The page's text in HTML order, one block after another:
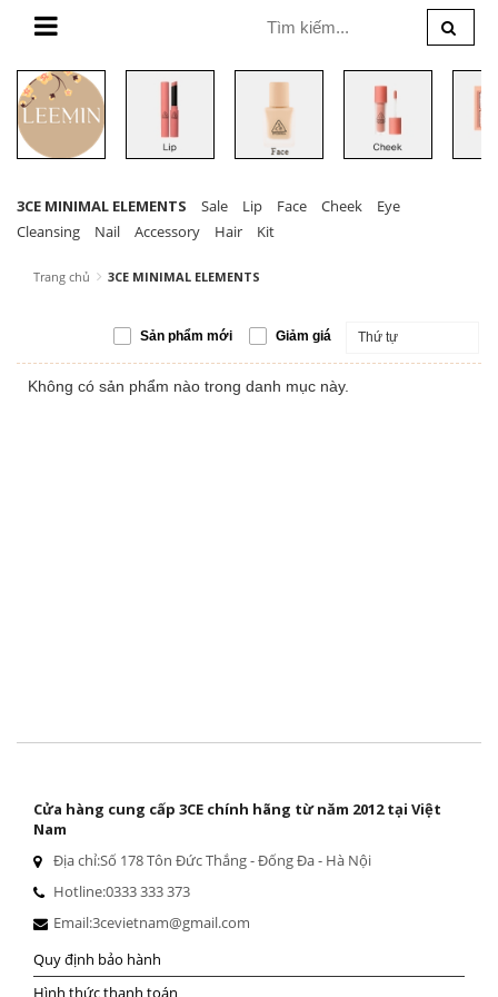
3CE MINIMAL ELEMENTS Sale Lip Face Cheek
Eye
Cleansing
Nail Accessory Hair Kit
Trang chủ 3CE MINIMAL ELEMENTS
Sản phẩm mới Giảm giá Thứ tự
Không có sản phẩm nào trong danh mục này.
Cửa hàng cung cấp 3CE chính hãng từ năm 2012 tại Việt
Nam
Địa chỉ:Số 178 Tôn Đức Thắng - Đống Đa - Hà Nội
Hotline:0333 333 373
Email:3cevietnam@gmail.com
Quy định bảo hành
Hình thức thanh toán